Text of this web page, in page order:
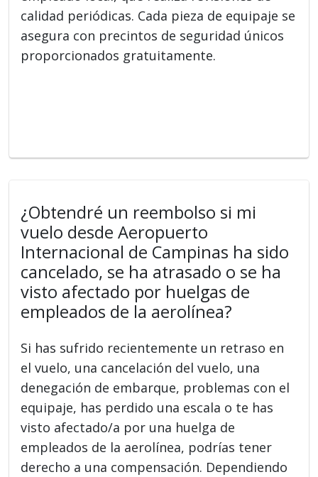
calidad periódicas. Cada pieza de equipaje se
asegura con precintos de seguridad únicos
proporcionados gratuitamente.
¿Obtendré un reembolso si mi
vuelo desde Aeropuerto
Internacional de Campinas ha sido
cancelado, se ha atrasado o se ha
visto afectado por huelgas de
empleados de la aerolínea?
Si has sufrido recientemente un retraso en
el vuelo, una cancelación del vuelo, una
denegación de embarque, problemas con el
equipaje, has perdido una escala o te has
visto afectado/a por una huelga de
empleados de la aerolínea, podrías tener
derecho a una compensación. Dependiendo